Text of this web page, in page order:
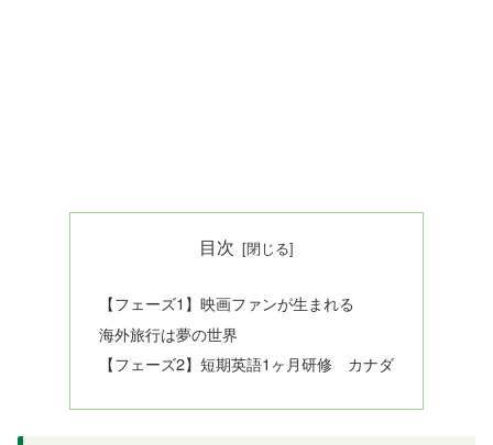
目次
【フェーズ1】映画ファンが生まれる
海外旅行は夢の世界
【フェーズ2】短期英語1ヶ月研修 カナダ